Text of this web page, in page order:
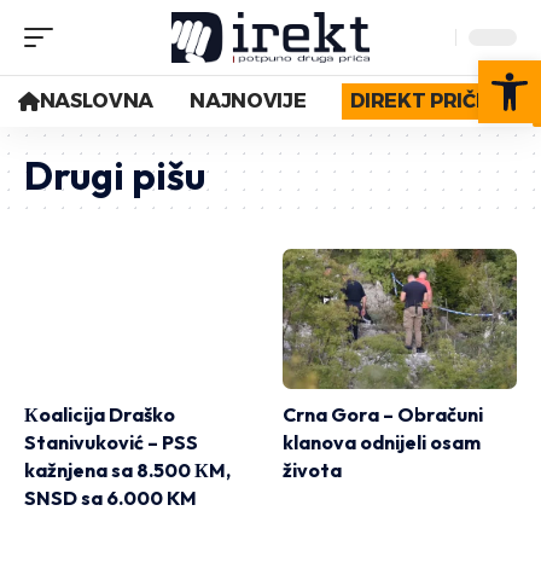
NASLOVNA NAJNOVIJE DIREKT PRIČE
Drugi pišu
Кoalicija Draško
Stanivuković – PSS
kažnjena sa 8.500 КM,
SNSD sa 6.000 KM
Crna Gora – Obračuni
klanova odnijeli osam
života